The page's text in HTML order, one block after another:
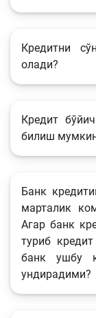
Кредитни
олади?
Кредит
билиш
Банк
марталик
Агар банк
туриб
банк ушбу
ундирадими?